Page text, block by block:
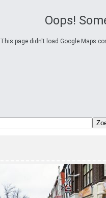
Oops!
This page didn't load Google Maps